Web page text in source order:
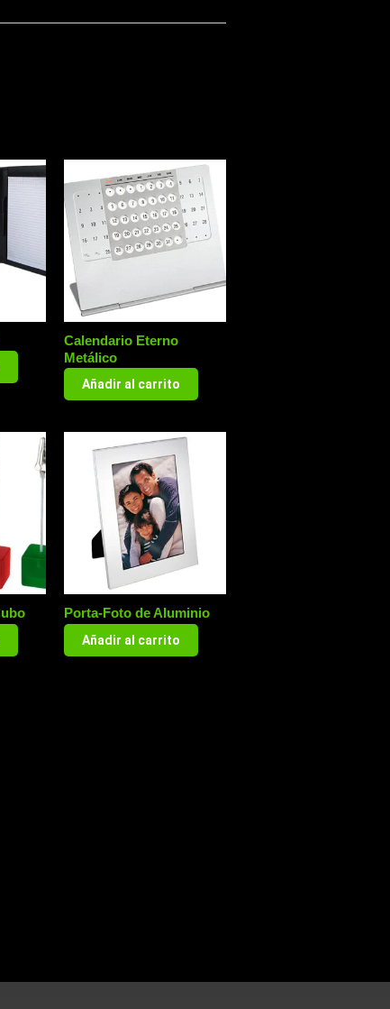
Calendario Eterno
Metálico
Añadir al carrito
Porta-Foto de Aluminio
Añadir al carrito